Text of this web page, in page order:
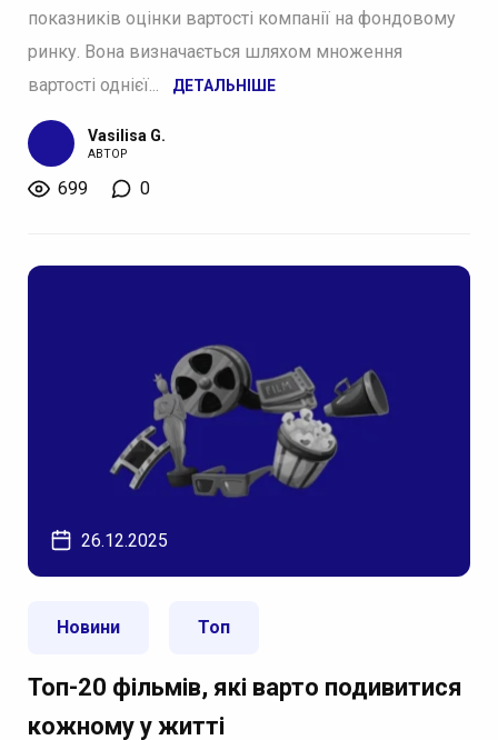
показників оцінки вартості компанії на фондовому
ринку. Вона визначається шляхом множення
вартості однієї...
ДЕТАЛЬНІШЕ
Vasilisa G.
АВТОР
699 0
26.12.2025
Новини Топ
Топ-20 фільмів, які варто подивитися
кожному у житті